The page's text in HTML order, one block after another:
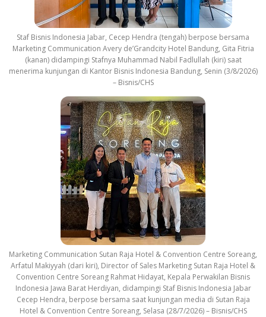
Staf Bisnis Indonesia Jabar, Cecep Hendra (tengah) berpose bersama
Marketing Communication Avery de’Grandcity Hotel Bandung, Gita Fitria
(kanan) didampingi Stafnya Muhammad Nabil Fadlullah (kiri) saat
menerima kunjungan di Kantor Bisnis Indonesia Bandung, Senin (3/8/2026)
– Bisnis/CHS
Marketing Communication Sutan Raja Hotel & Convention Centre Soreang,
Arfatul Makiyyah (dari kiri), Director of Sales Marketing Sutan Raja Hotel &
Convention Centre Soreang Rahmat Hidayat, Kepala Perwakilan Bisnis
Indonesia Jawa Barat Herdiyan, didampingi Staf Bisnis Indonesia Jabar
Cecep Hendra, berpose bersama saat kunjungan media di Sutan Raja
Hotel & Convention Centre Soreang, Selasa (28/7/2026) – Bisnis/CHS